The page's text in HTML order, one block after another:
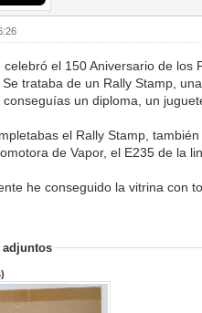
celebró el 150 Aniversario de
trataba de un Rally Stamp,
conseguías un diploma, un
el Rally Stamp,
de Vapor, el E235 de la
he conseguido la vitrina con